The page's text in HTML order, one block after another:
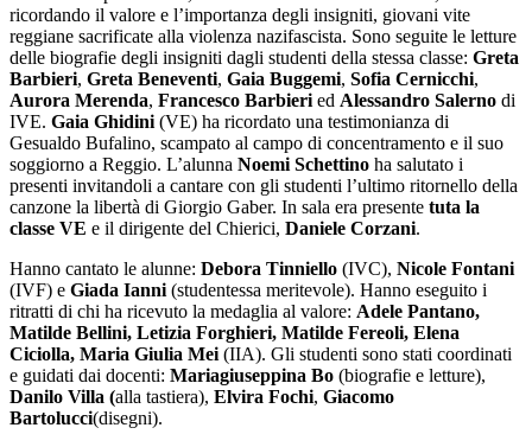
ricordando il valore e l’importanza degli insigniti, giovani vite
reggiane sacrificate alla violenza nazifascista. Sono seguite le letture
delle biografie degli insigniti dagli studenti della stessa classe: Greta
Barbieri, Greta Beneventi, Gaia Buggemi, Sofia Cernicchi,
Aurora Merenda, Francesco Barbieri ed Alessandro Salerno di
IVE. Gaia Ghidini (VE) ha ricordato una testimonianza di
Gesualdo Bufalino, scampato al campo di concentramento e il suo
soggiorno a Reggio. L’alunna Noemi Schettino ha salutato i
presenti invitandoli a cantare con gli studenti l’ultimo ritornello della
canzone la libertà di Giorgio Gaber. In sala era presente tuta la
classe VE e il dirigente del Chierici, Daniele Corzani.
Hanno cantato le alunne: Debora Tinniello (IVC), Nicole Fontani
(IVF) e Giada Ianni (studentessa meritevole). Hanno eseguito i
ritratti di chi ha ricevuto la medaglia al valore: Adele Pantano,
Matilde Bellini, Letizia Forghieri, Matilde Fereoli, Elena
Ciciolla, Maria Giulia Mei (IIA). Gli studenti sono stati coordinati
e guidati dai docenti: Mariagiuseppina Bo (biografie e letture),
Danilo Villa (alla tastiera), Elvira Fochi, Giacomo
Bartolucci(disegni).